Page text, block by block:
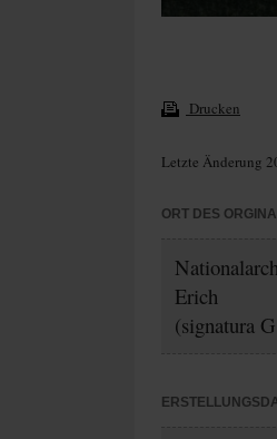
Drucken
Letzte Änderung
ORT DES
Erich
(signatura